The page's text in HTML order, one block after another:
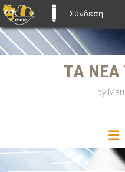
E-ME
Σύνδεση
TΑ
by